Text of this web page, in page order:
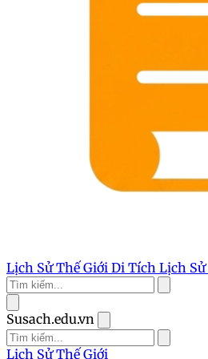
Lịch Sử Thế Giới Di Tích Lịch Sử
Susach.edu.vn
Lịch Sử Thế Giới